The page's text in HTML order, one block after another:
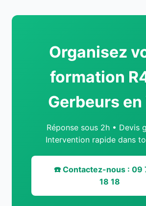
Organisez
formation
Gerbeurs en
Réponse sous 2h • Devis
Intervention rapide dans
☎️ Contactez-nous : 09
18 18